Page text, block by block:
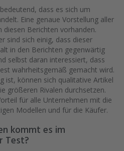
dass es sich um
Eine genaue Vorstellung aller
diesen Berichten vorhanden.
sind sich einig, dass dieser
in den Berichten gegenwärtig
selbst daran interessiert, dass
wahrheitsgemäß gemacht wird.
ist, können sich qualitative Artikel
größeren Rivalen durchsetzen.
für alle Unternehmen mit die
Modellen und für die Käufer.
kommt es im
Test?